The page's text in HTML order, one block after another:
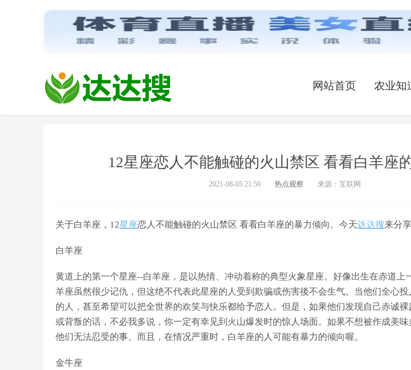
网站首页 农业知
12星座恋人不能触碰的火山禁区 看看白羊座
2021-08-05 21:50 热点观察 来源：互联网
关于白羊座，12星座恋人不能触碰的火山禁区 看看白羊座的暴力倾向。今天达达搜来分
白羊座
黄道上的第一个星座--白羊座，是以热情、冲动着称的典型火象星座。好像出生在赤道上
羊座虽然很少记仇，但这绝不代表此星座的人受到欺骗或伤害後不会生气。当他们全心投
的人，甚至希望可以把全世界的欢笑与快乐都给予恋人。但是，如果他们发现自己赤诚
或背叛的话，不必我多说，你一定有幸见到火山爆发时的惊人场面。如果不想被作成美
他们无法忍受的事。而且，在情况严重时，白羊座的人可能有暴力的倾向喔。
金牛座